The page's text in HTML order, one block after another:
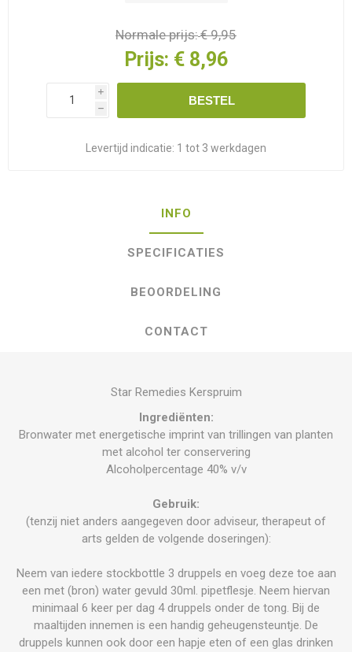
Normale prijs:€ 9,95
Prijs: € 8,96
i
h
BESTEL
Levertijd indicatie: 1 tot 3 werkdagen
INFO
SPECIFICATIES
BEOORDELING
CONTACT
Star Remedies Kerspruim
Ingrediënten:
Bronwater met energetische imprint van trillingen van planten
met alcohol ter conservering
Alcoholpercentage 40% v/v
Gebruik:
(tenzij niet anders aangegeven door adviseur, therapeut of
arts gelden de volgende doseringen):
Neem van iedere stockbottle 3 druppels en voeg deze toe aan
een met (bron) water gevuld 30ml. pipetflesje. Neem hiervan
minimaal 6 keer per dag 4 druppels onder de tong. Bij de
maaltijden innemen is een handig geheugensteuntje. De
druppels kunnen ook door een hapje eten of een glas drinken